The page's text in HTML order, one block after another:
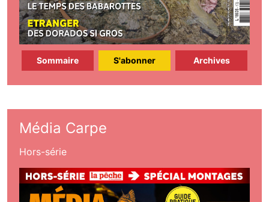
Sommaire S'abonner Archives
Média Carpe
Hors-série